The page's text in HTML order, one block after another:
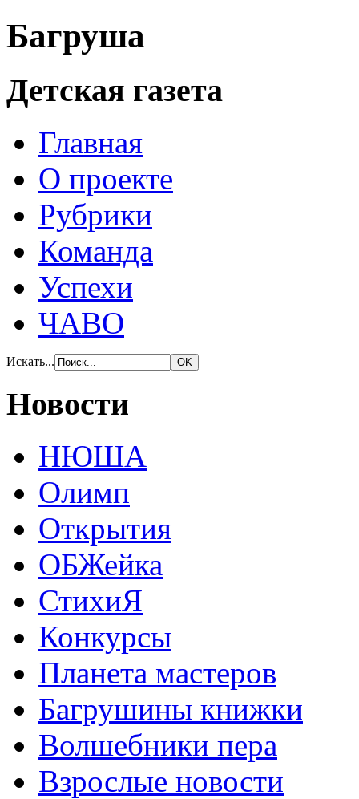
Багруша
Детская газета
Главная
О проекте
Рубрики
Команда
Успехи
ЧАВО
Искать...
Новости
НЮША
Олимп
Открытия
ОБЖейка
СтихиЯ
Конкурсы
Планета мастеров
Багрушины книжки
Волшебники пера
Взрослые новости